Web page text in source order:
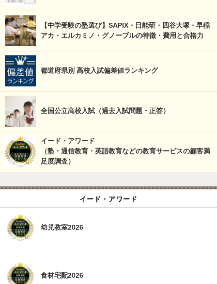
【中学受験の塾選び】SAPIX・日能研・四谷大塚・早稲
アカ・エルカミノ・グノーブルの特徴・費用と合格力
都道府県別 高校入試偏差値ランキング
全国公立高校入試（過去入試問題・正答）
イード・アワード
（塾・通信教育・英語教育などの教育サービスの顧客満
足度調査）
イード・アワード
幼児教室2026
食材宅配2026